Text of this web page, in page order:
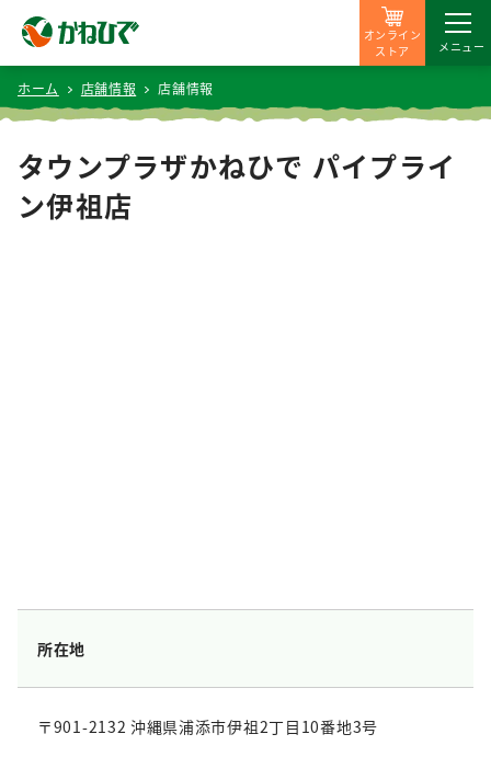
オンライン
ストア
メニュー
ホーム 店舗情報 店舗情報
タウンプラザかねひで パイプライ
ン伊祖店
所在地
〒901-2132 沖縄県浦添市伊祖2丁目10番地3号